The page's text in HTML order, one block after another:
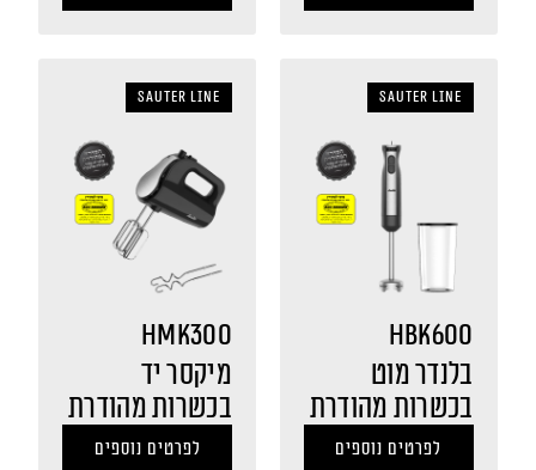
sauter LINE
HBK600
בלנדר מוט
בכשרות מהודרת
לפרטים נוספים
sauter LINE
HMK300
מיקסר יד
בכשרות מהודרת
לפרטים נוספים